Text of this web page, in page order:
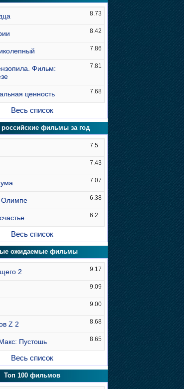
8.73
8.42
7.86
Фильм:
7.81
ценность 7.68
Весь список
фильмы за год
7.5
7.43
7.07
Олимпе 6.38
6.2
Весь список
ожидаемые фильмы
2 9.17
9.09
9.00
Z 2 8.68
Пустошь 8.65
Весь список
Топ 100 фильмов